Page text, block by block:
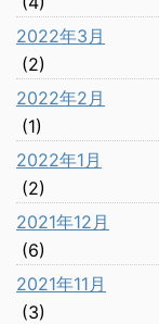
2022年3月
(2)
2022年2月
(1)
2022年1月
(2)
2021年12月
(6)
2021年11月
(3)